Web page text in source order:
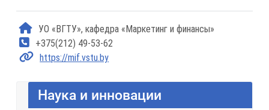
УО «ВГТУ», кафедра «Маркетинг и финансы»
+375(212) 49-53-62
https://mif.vstu.by
Наука и инновации